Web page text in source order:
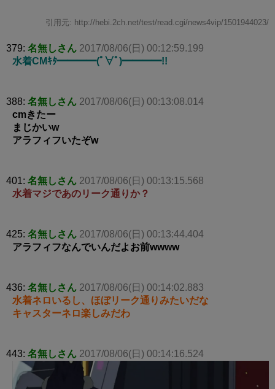
引用元: http://hebi.2ch.net/test/read.cgi/news4vip/1501944023/
379: 名無しさん 2017/08/06(日) 00:12:59.199
水着CMｷﾀ━━━━(ﾟ∀ﾟ)━━━━!!
388: 名無しさん 2017/08/06(日) 00:13:08.014
cmきたー
まじかいw
アラフィフいたぞw
401: 名無しさん 2017/08/06(日) 00:13:15.568
水着マジであのリーク通りか？
425: 名無しさん 2017/08/06(日) 00:13:44.404
アラフィフなんでいんだよお前wwww
436: 名無しさん 2017/08/06(日) 00:14:02.883
水着ネロいるし、ほぼリーク通りみたいだな
キャスターネロ楽しみだわ
443: 名無しさん 2017/08/06(日) 00:14:16.524